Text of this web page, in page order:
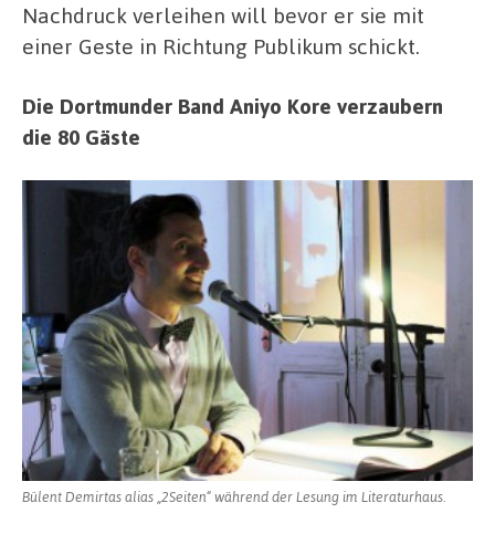
Nachdruck verleihen will bevor er sie mit
einer Geste in Richtung Publikum schickt.
Die Dortmunder Band Aniyo Kore verzaubern
die 80 Gäste
Bülent Demirtas alias „2Seiten“ während der Lesung im Literaturhaus.